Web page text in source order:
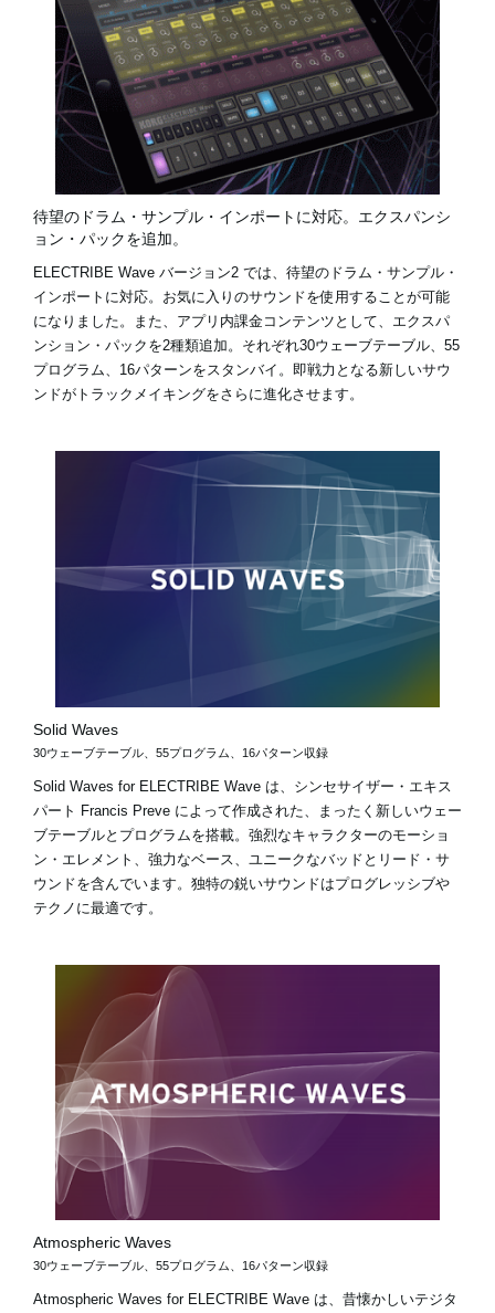
待望のドラム・サンプル・インポートに対応。エクスパンシ
ョン・パックを追加。
ELECTRIBE Wave バージョン2 では、待望のドラム・サンプル・
インポートに対応。お気に入りのサウンドを使用することが可能
になりました。また、アプリ内課金コンテンツとして、エクスパ
ンション・パックを2種類追加。それぞれ30ウェーブテーブル、55
プログラム、16パターンをスタンバイ。即戦力となる新しいサウ
ンドがトラックメイキングをさらに進化させます。
Solid Waves
30ウェーブテーブル、55プログラム、16パターン収録
Solid Waves for ELECTRIBE Wave は、シンセサイザー・エキス
パート Francis Preve によって作成された、まったく新しいウェー
ブテーブルとプログラムを搭載。強烈なキャラクターのモーショ
ン・エレメント、強力なベース、ユニークなバッドとリード・サ
ウンドを含んでいます。独特の鋭いサウンドはプログレッシブや
テクノに最適です。
Atmospheric Waves
30ウェーブテーブル、55プログラム、16パターン収録
Atmospheric Waves for ELECTRIBE Wave は、昔懐かしいテジタ